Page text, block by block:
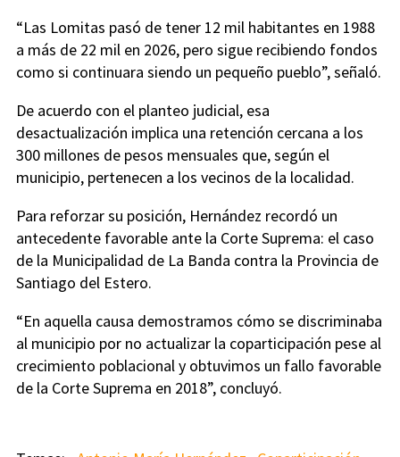
“Las Lomitas pasó de tener 12 mil habitantes en 1988
a más de 22 mil en 2026, pero sigue recibiendo fondos
como si continuara siendo un pequeño pueblo”, señaló.
De acuerdo con el planteo judicial, esa
desactualización implica una retención cercana a los
300 millones de pesos mensuales que, según el
municipio, pertenecen a los vecinos de la localidad.
Para reforzar su posición, Hernández recordó un
antecedente favorable ante la Corte Suprema: el caso
de la Municipalidad de La Banda contra la Provincia de
Santiago del Estero.
“En aquella causa demostramos cómo se discriminaba
al municipio por no actualizar la coparticipación pese al
crecimiento poblacional y obtuvimos un fallo favorable
de la Corte Suprema en 2018”, concluyó.